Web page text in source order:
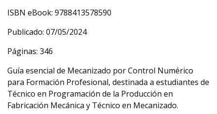
ISBN eBook: 9788413578590
Publicado: 07/05/2024
Páginas: 346
Guía esencial de Mecanizado por Control Numérico
para Formación Profesional, destinada a estudiantes de
Técnico en Programación de la Producción en
Fabricación Mecánica y Técnico en Mecanizado.